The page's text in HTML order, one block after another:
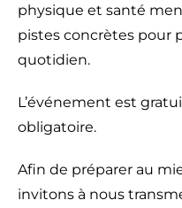
physique et santé
pistes concrètes pour
quotidien.
L’événement est
obligatoire.
Afin de préparer au
invitons à nous